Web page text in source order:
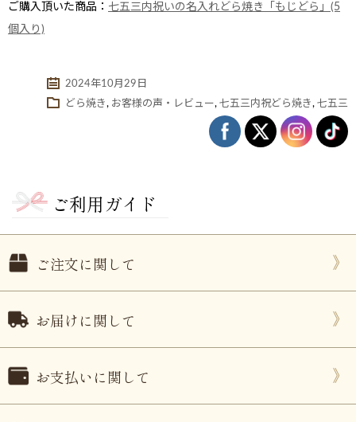
ご購入頂いた商品： 七五三内祝いの名入れどら焼き「もじどら」(5
個入り)
2024年10月29日
どら焼き, お客様の声・レビュー, 七五三内祝どら焼き, 七五三
ご利用ガイド
ご注文に関して
お届けに関して
お支払いに関して